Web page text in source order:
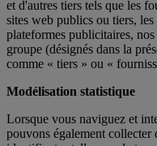
et d'autres tiers tels que les
sites web publics ou tiers,
plateformes publicitaires,
groupe (désignés dans la
comme « tiers » ou «
Modélisation statistique
Lorsque vous naviguez et
pouvons également collecter